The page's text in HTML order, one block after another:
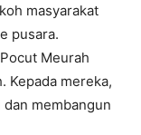
masyarakat
pusara.
Meurah
Kepada mereka,
membangun